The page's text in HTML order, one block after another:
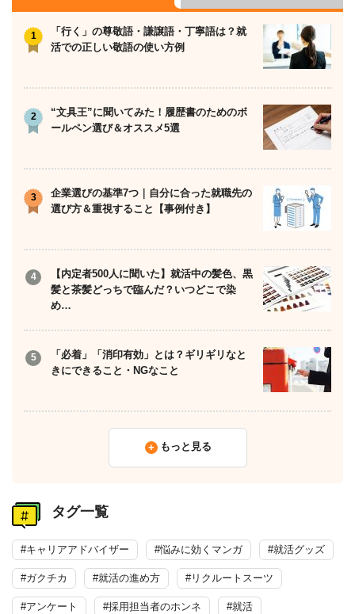
「行く」の尊敬語・謙譲語・丁寧語は？就
活での正しい敬語の使い方例
“文具王”に聞いてみた！履歴書のためのボ
ールペン選び＆オススメ5選
企業選びの基準7つ｜自分に合った就職先の
選び方＆重視すること【事例付き】
【内定者500人に聞いた】就活中の髪色、黒
髪と茶髪どっちで臨んだ？いつどこで染
め…
「必着」「消印有効」とは？ギリギリなと
きにできること・NGなこと
もっと見る
タグ一覧
#キャリアアドバイザー #悩みに効くマンガ #就活グッズ
#ガクチカ #就活の進め方 #リクルートスーツ
#アンケート #採用担当者のホンネ #就活